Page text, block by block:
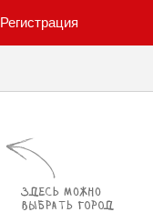
Регистрация